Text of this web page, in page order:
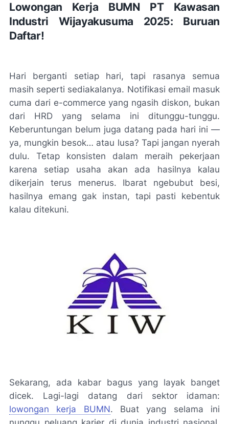
Lowongan Kerja BUMN PT Kawasan
Industri Wijayakusuma 2025: Buruan
Daftar!
Hari berganti setiap hari, tapi rasanya semua
masih seperti sediakalanya. Notifikasi email masuk
cuma dari e-commerce yang ngasih diskon, bukan
dari HRD yang selama ini ditunggu-tunggu.
Keberuntungan belum juga datang pada hari ini —
ya, mungkin besok… atau lusa? Tapi jangan nyerah
dulu. Tetap konsisten dalam meraih pekerjaan
karena setiap usaha akan ada hasilnya kalau
dikerjain terus menerus. Ibarat ngebubut besi,
hasilnya emang gak instan, tapi pasti kebentuk
kalau ditekuni.
Sekarang, ada kabar bagus yang layak banget
dicek. Lagi-lagi datang dari sektor idaman:
lowongan kerja BUMN. Buat yang selama ini